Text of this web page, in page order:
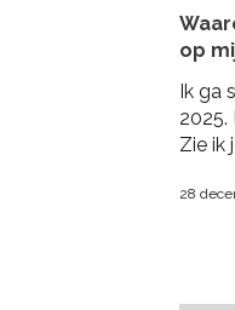
op
Ik ga
2025.
Zie ik
28